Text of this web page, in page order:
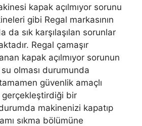
kapak açılmıyor sorunu
gibi Regal markasının
da sık karşılaşılan sorunlar
Regal çamaşır
kapak açılmıyor sorunun
olması durumunda
güvenlik amaçlı
bir
makinenizi kapatıp
sıkma bölümüne